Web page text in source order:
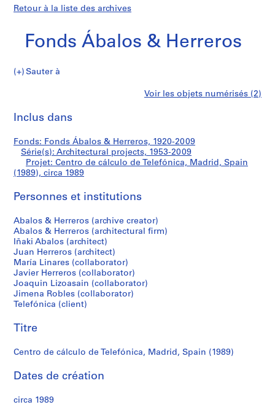
Retour à la liste des archives
Fonds Ábalos & Herreros
Sauter à
d
s
Á
a
o
&
H
e
r
r
e
r
s
é
i
de
cálculo
de
Telefónica,
Madrid,
Spain
(1989)
Voir les objets numérisés (2)
Inclus dans
Fonds: Fonds Ábalos & Herreros, 1920-2009
Série(s): Architectural projects, 1953-2009
Projet: Centro de cálculo de Telefónica, Madrid, Spain
(1989), circa 1989
Personnes et institutions
Abalos & Herreros (archive creator)
Abalos & Herreros (architectural firm)
Iñaki Abalos (architect)
Juan Herreros (architect)
María Linares (collaborator)
Javier Herreros (collaborator)
Joaquin Lizoasain (collaborator)
Jimena Robles (collaborator)
Telefónica (client)
Titre
Centro de cálculo de Telefónica, Madrid, Spain (1989)
Dates de création
circa 1989